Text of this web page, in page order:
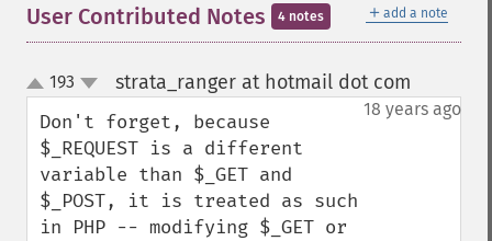
＋ add a note
User Contributed Notes 4 notes
up
down
193 strata_ranger at hotmail dot com
18 years ago
Don't forget, because
$_REQUEST is a different
variable than $_GET and
$_POST, it is treated as such
in PHP -- modifying $_GET or